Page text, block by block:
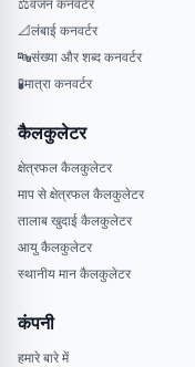
⚖️वजन कनवर्टर
📐लंबाई कनवर्टर
🔤संख्या और शब्द कनवर्टर
🧪मात्रा कनवर्टर
कैलकुलेटर
क्षेत्रफल कैलकुलेटर
माप से क्षेत्रफल कैलकुलेटर
तालाब खुदाई कैलकुलेटर
आयु कैलकुलेटर
स्थानीय मान कैलकुलेटर
कंपनी
हमारे बारे में